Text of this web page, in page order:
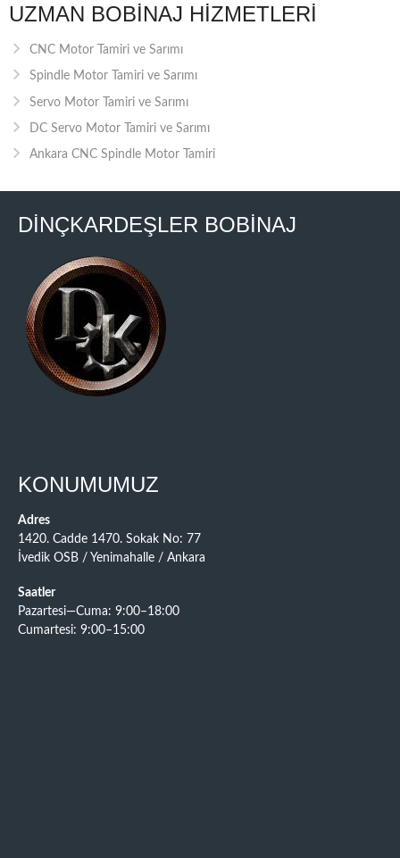
UZMAN BOBINAJ HIZMETLERI
CNC Motor Tamiri ve Sarımı
Spindle Motor Tamiri ve Sarımı
Servo Motor Tamiri ve Sarımı
DC Servo Motor Tamiri ve Sarımı
Ankara CNC Spindle Motor Tamiri
DİNÇKARDEŞLER BOBİNAJ
KONUMUMUZ
Adres
1420. Cadde 1470. Sokak No: 77
İvedik OSB / Yenimahalle / Ankara
Saatler
Pazartesi—Cuma: 9:00–18:00
Cumartesi: 9:00–15:00